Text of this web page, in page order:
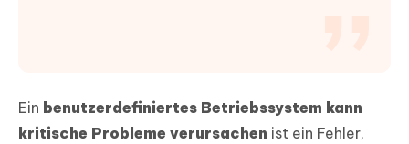
Ein benutzerdefiniertes Betriebssystem kann
kritische Probleme verursachen ist ein Fehler,